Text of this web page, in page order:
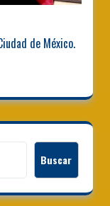
de México.
Buscar